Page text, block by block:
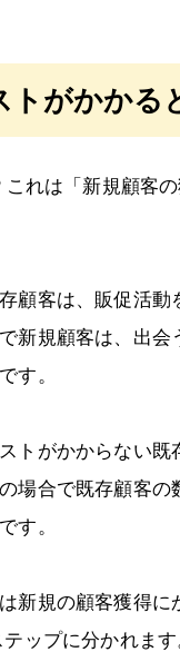
がかかる
これは「新規顧客
顧客は、販促活
新規顧客は、出会
す。
トがかからない既
場合で既存顧客
す。
新規の顧客獲得
ップに分かれます